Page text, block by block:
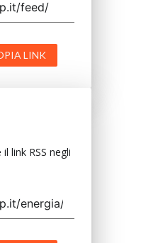
LINK
link RSS negli